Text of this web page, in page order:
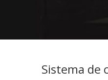
Sistema de